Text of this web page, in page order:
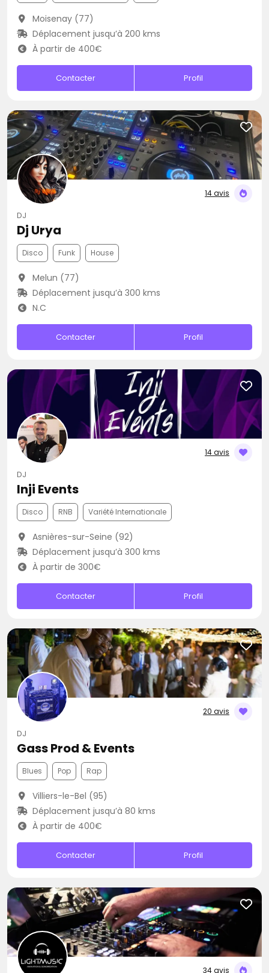
Moisenay (77)
Déplacement jusqu’à 200 kms
À partir de 400€
Contacter Profil
14 avis
DJ
Dj Urya
Disco Funk House
Melun (77)
Déplacement jusqu’à 300 kms
N.C
Contacter Profil
14 avis
DJ
Inji Events
Disco RNB Variété Internationale
Asnières-sur-Seine (92)
Déplacement jusqu’à 300 kms
À partir de 300€
Contacter Profil
20 avis
DJ
Gass Prod & Events
Blues Pop Rap
Villiers-le-Bel (95)
Déplacement jusqu’à 80 kms
À partir de 400€
Contacter Profil
34 avis